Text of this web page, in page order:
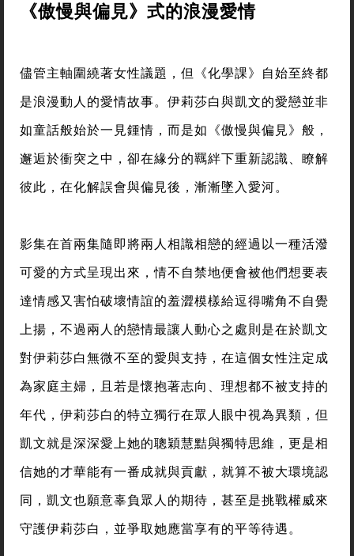
《傲慢與偏見》式的浪漫愛情
儘管主軸圍繞著女性議題，但《化學課》自始至終都
是浪漫動人的愛情故事。伊莉莎白與凱文的愛戀並非
如童話般始於一見鍾情，而是如《傲慢與偏見》般，
邂逅於衝突之中，卻在緣分的羈絆下重新認識、瞭解
彼此，在化解誤會與偏見後，漸漸墜入愛河。
影集在首兩集隨即將兩人相識相戀的經過以一種活潑
可愛的方式呈現出來，情不自禁地便會被他們想要表
達情感又害怕破壞情誼的羞澀模樣給逗得嘴角不自覺
上揚，不過兩人的戀情最讓人動心之處則是在於凱文
對伊莉莎白無微不至的愛與支持，在這個女性注定成
為家庭主婦，且若是懷抱著志向、理想都不被支持的
年代，伊莉莎白的特立獨行在眾人眼中視為異類，但
凱文就是深深愛上她的聰穎慧黠與獨特思維，更是相
信她的才華能有一番成就與貢獻，就算不被大環境認
同，凱文也願意辜負眾人的期待，甚至是挑戰權威來
守護伊莉莎白，並爭取她應當享有的平等待遇。